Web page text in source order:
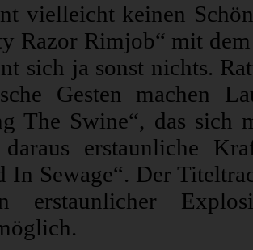
vielleicht keinen
Razor Rimjob“ mit
sich ja sonst nichts.
Gesten machen
The Swine“, das sich
erstaunliche
In Sewage“. Der
erstaunlicher